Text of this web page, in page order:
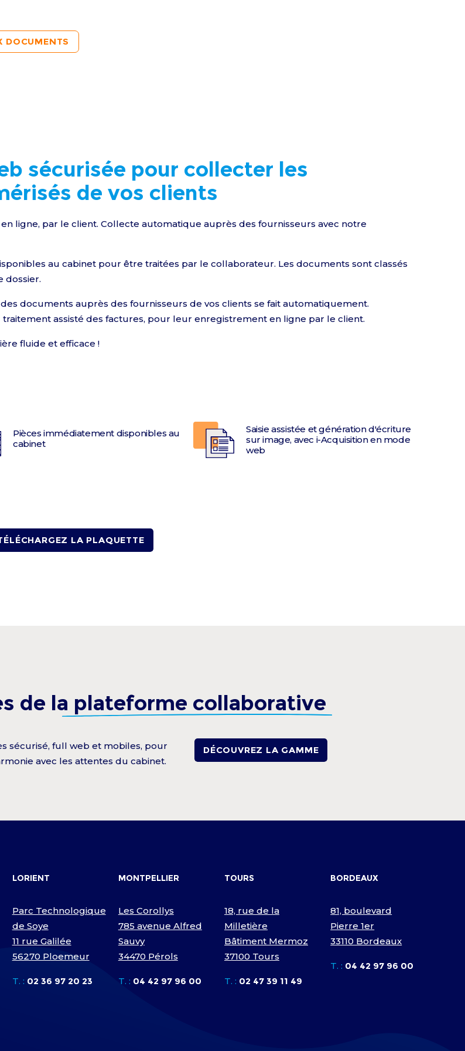
DOCUMENTS
sécurisée pour collecter les
de vos clients
ligne, par le client. Collecte automatique auprès des fournisseurs avec notre
au cabinet pour être traitées par le collaborateur. Les documents sont classés
dossier.
documents auprès des fournisseurs de vos clients se fait automatiquement.
traitement assisté des factures, pour leur enregistrement en ligne par le client.
fluide et efficace !
Pièces immédiatement disponibles au
cabinet
Saisie assistée et génération d'écriture
sur image, avec i-Acquisition en mode
web
LA PLAQUETTE
de la plateforme collaborative
sécurisé, full web et mobiles, pour
avec les attentes du cabinet.
DÉCOUVREZ LA GAMME
LORIENT
Parc Technologique
de Soye
11 rue Galilée
56270 Ploemeur
T. : 02 36 97 20 23
MONTPELLIER
Les Corollys
785 avenue Alfred
Sauvy
34470 Pérols
T. : 04 42 97 96 00
TOURS
18, rue de la
Milletière
Bâtiment Mermoz
37100 Tours
T. : 02 47 39 11 49
BORDEAUX
81, boulevard
Pierre 1er
33110 Bordeaux
T. : 04 42 97 96 00